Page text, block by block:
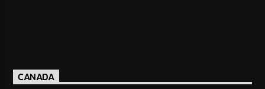
CANADA